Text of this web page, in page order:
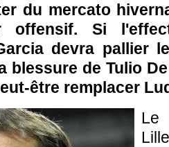
du mercato
offensif. Si
devra pallier
blessure de Tulio
être remplacer
Le
Lille